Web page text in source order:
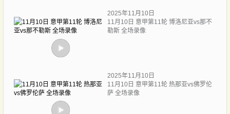
2025年11月10日
11月10日 意甲第11轮 博洛尼亚vs那不
勒斯 全场录像
2025年11月10日
11月10日 意甲第11轮 热那亚vs佛罗伦
萨 全场录像